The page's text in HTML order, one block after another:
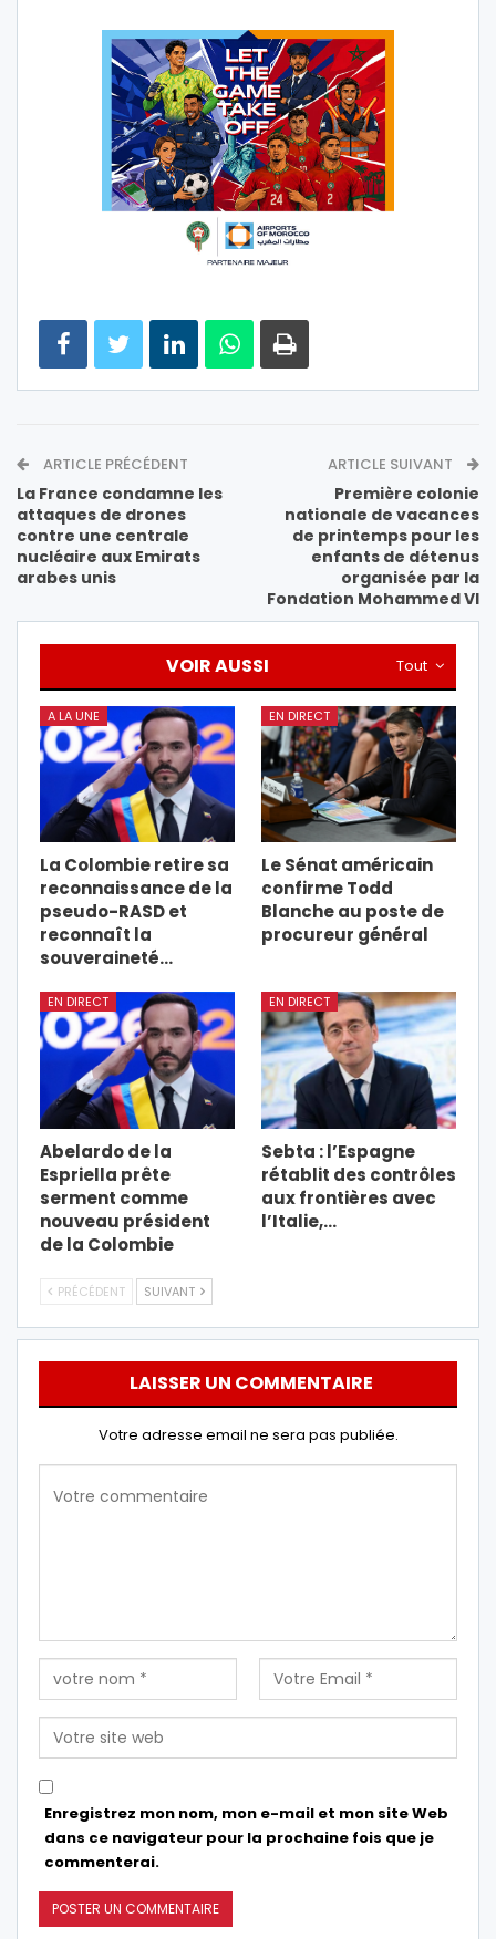
ARTICLE PRÉCÉDENT
La France condamne les
attaques de drones
contre une centrale
nucléaire aux Emirats
arabes unis
ARTICLE SUIVANT
Première colonie
nationale de vacances
de printemps pour les
enfants de détenus
organisée par la
Fondation Mohammed VI
Tout
VOIR AUSSI
A LA UNE
La Colombie retire sa
reconnaissance de la
pseudo-RASD et
reconnaît la
souveraineté…
EN DIRECT
Le Sénat américain
confirme Todd
Blanche au poste de
procureur général
EN DIRECT
Abelardo de la
Espriella prête
serment comme
nouveau président
de la Colombie
EN DIRECT
Sebta : l’Espagne
rétablit des contrôles
aux frontières avec
l’Italie,…
PRÉCÉDENT SUIVANT
LAISSER UN COMMENTAIRE
Votre adresse email ne sera pas publiée.
Enregistrez mon nom, mon e-mail et mon site Web
dans ce navigateur pour la prochaine fois que je
commenterai.